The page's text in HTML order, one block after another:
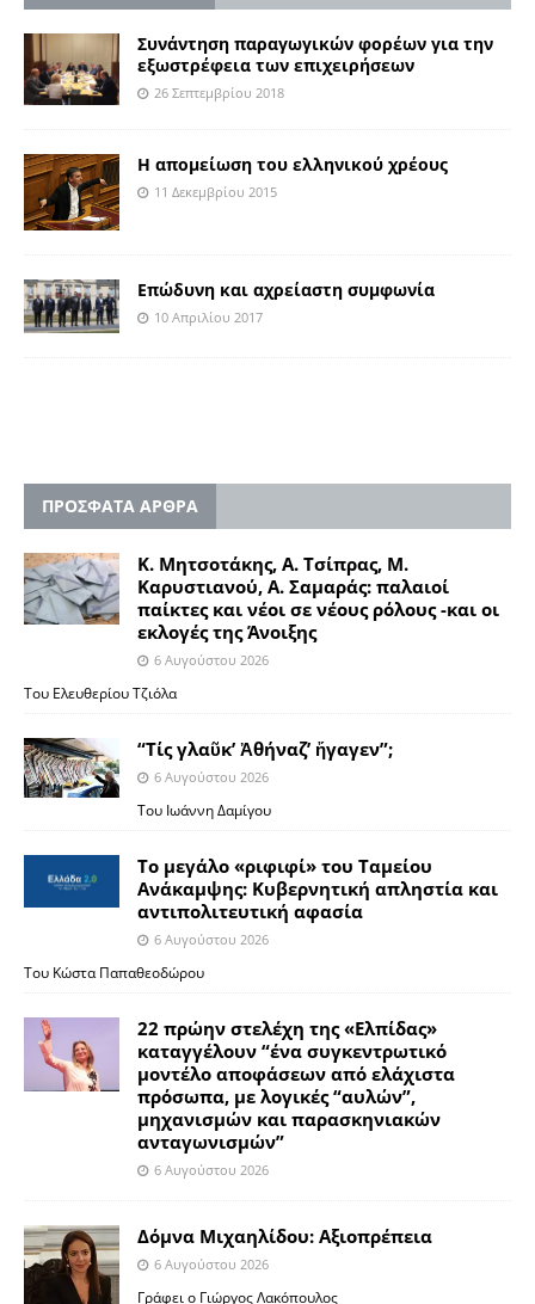
Συνάντηση παραγωγικών φορέων για την
εξωστρέφεια των επιχειρήσεων
26 Σεπτεμβρίου 2018
Η απομείωση του ελληνικού χρέους
11 Δεκεμβρίου 2015
Επώδυνη και αχρείαστη συμφωνία
10 Απριλίου 2017
ΠΡΟΣΦΑΤΑ ΑΡΘΡΑ
Κ. Μητσοτάκης, Α. Τσίπρας, Μ.
Καρυστιανού, Α. Σαμαράς: παλαιοί
παίκτες και νέοι σε νέους ρόλους -και οι
εκλογές της Άνοιξης
6 Αυγούστου 2026
Του Ελευθερίου Τζιόλα
“Τίς γλαῦκ’ Ἀθήναζ’ ἤγαγεν”;
6 Αυγούστου 2026
Του Ιωάννη Δαμίγου
Το μεγάλο «ριφιφί» του Ταμείου
Ανάκαμψης: Κυβερνητική απληστία και
αντιπολιτευτική αφασία
6 Αυγούστου 2026
Του Κώστα Παπαθεοδώρου
22 πρώην στελέχη της «Ελπίδας»
καταγγέλουν “ένα συγκεντρωτικό
μοντέλο αποφάσεων από ελάχιστα
πρόσωπα, με λογικές “αυλών”,
μηχανισμών και παρασκηνιακών
ανταγωνισμών”
6 Αυγούστου 2026
Δόμνα Μιχαηλίδου: Αξιοπρέπεια
6 Αυγούστου 2026
Γράφει ο Γιώργος Λακόπουλος